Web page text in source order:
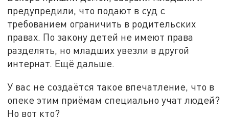
предупредили, что подают в суд с
требованием ограничить в родительских
правах. По закону детей не имеют права
разделять, но младших увезли в другой
интернат. Ещё дальше.
У вас не создаётся такое впечатление, что в
опеке этим приёмам специально учат людей?
Но вот кто?